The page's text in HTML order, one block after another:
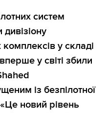
систем
у складі
у світі збили
із безпілотної
новий рівень